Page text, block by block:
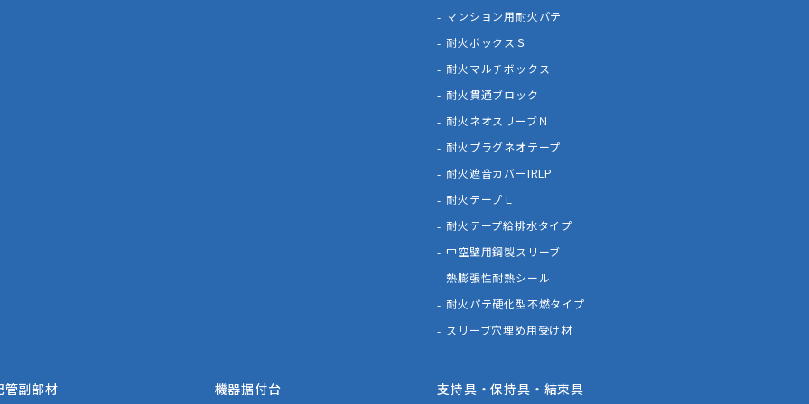
マンション用耐火パテ
耐火ボックスＳ
耐火マルチボックス
耐火貫通ブロック
耐火ネオスリーブＮ
耐火プラグネオテープ
耐火遮音カバーIRLP
耐火テープＬ
耐火テープ給排水タイプ
中空壁用鋼製スリーブ
熱膨張性耐熱シール
耐火パテ硬化型不燃タイプ
スリーブ穴埋め用受け材
管副部材 機器据付台 支持具・保持具・結束具